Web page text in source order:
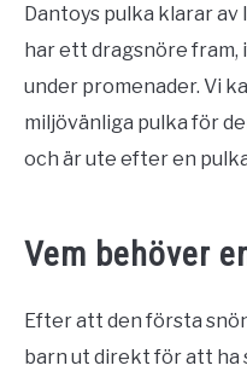
Dantoys pulka klarar
har ett dragsnöre fram,
under promenader. Vi
miljövänliga pulka för
och är ute efter en
Vem behöver
Efter att den första
barn ut direkt för att ha